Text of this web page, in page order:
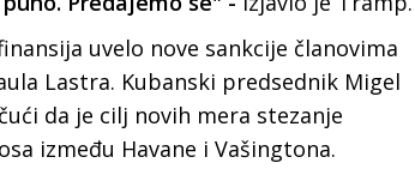
uvelo nove sankcije članovima
Lastra. Kubanski predsednik Migel
da je cilj novih mera stezanje
između Havane i Vašingtona.